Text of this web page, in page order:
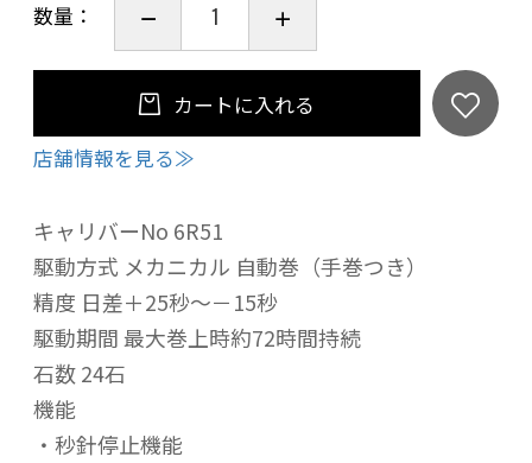
数量：
カートに入れる
店舗情報を見る≫
キャリバーNo 6R51
駆動方式 メカニカル 自動巻（手巻つき）
精度 日差＋25秒～－15秒
駆動期間 最大巻上時約72時間持続
石数 24石
機能
・秒針停止機能